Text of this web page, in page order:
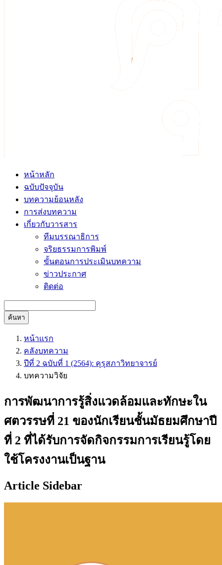
หน้าหลัก
ฉบับปัจจุบัน
บทความย้อนหลัง
การส่งบทความ
เกี่ยวกับวารสาร
ทีมบรรณาธิการ
จริยธรรมการพิมพ์
ขั้นตอนการประเมินบทความ
ข่าวประกาศ
ติดต่อ
ค้นหา
หน้าแรก
คลังบทความ
ปีที่ 2 ฉบับที่ 1 (2564): คุรุสภาวิทยาจารย์
บทความวิจัย
การพัฒนาการรู้สิ่งแวดล้อมและทักษะใน
ศตวรรษที่ 21 ของนักเรียนชั้นมัธยมศึกษาปี
ที่ 2 ที่ได้รับการจัดกิจกรรมการเรียนรู้โดย
ใช้โครงงานเป็นฐาน
Article Sidebar